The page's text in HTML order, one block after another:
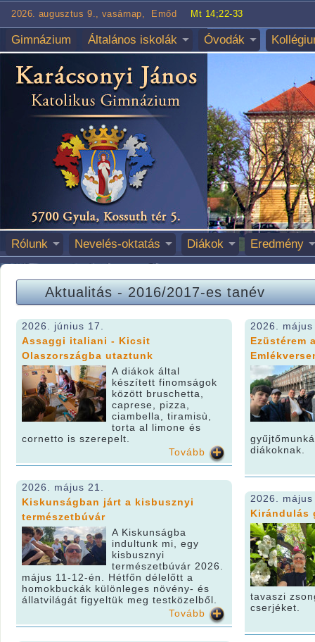
2026. augusztus 9., vasárnap, Emőd Mt 14;22-33
Gimnázium Általános iskolák Óvodák
Rólunk Nevelés-oktatás Diákok Eredmény
Aktualitás-2016/2017-es tanév
2026. június 17.
Assaggi italiani - Kicsit
Olaszországba utaztunk
A diákok által
készített finomságok
között bruschetta,
caprese, pizza,
ciambella, tiramisù,
torta al limone és
cornetto is szerepelt.
Tovább
2026. május 21.
Kiskunságban járt a kisbusznyi
természetbúvár
A Kiskunságba
indultunk mi, egy
kisbusznyi
természetbúvár 2026.
május 11-12-én. Hétfőn délelőtt a
homokbuckák különleges növény- és
állatvilágát figyeltük meg testközelből.
Tovább
2026.
Ezüstérem
diákoknak.
2026.
Kirándulás
tavaszi
cserjéket.